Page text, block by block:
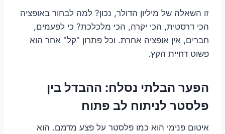
זו השאלה של מיליון הדולר, נכון? למה לבחור באופציה
הכי דרסטית, הכי יקרה, הכי מלכלכת? כי לפעמים,
חברים, אין אופציה אחרת. וכל פתרון "קל" אחר הוא
פשוט דחיית הקץ.
הפער הבלתי נסלח: ההבדל בין
פלסטר לניתוח לב פתוח
איטום פנימי הוא כמו פלסטר על פצע מדמם. הוא